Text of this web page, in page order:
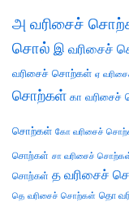
அ வரிசைச்
சொல் இ வரிசைச்
வரிசைச் சொற்கள் ஏ
சொற்கள் கா
சொற்கள் கோ வரிசைச்
சொற்கள் சா வரிசைச்
சொற்கள் த வரிசைச்
தெ வரிசைச் சொற்கள் தொ